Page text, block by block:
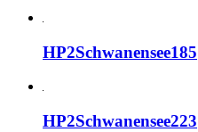
HP2Schwanensee185
HP2Schwanensee223